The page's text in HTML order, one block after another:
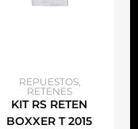
AÑADIR AL CARRITO
REPUESTOS,
RETENES
KIT RS RETEN
BOXXER T 2015